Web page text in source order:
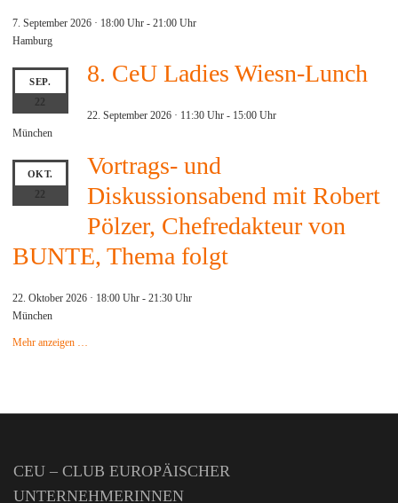
7. September 2026 · 18:00 Uhr - 21:00 Uhr
Hamburg
SEP.
22
8. CeU Ladies Wiesn-Lunch
22. September 2026 · 11:30 Uhr- 15:00 Uhr
München
OKT.
22
Vortrags- und
Diskussionsabend mit Robert
Pölzer, Chefredakteur von
BUNTE, Thema folgt
22. Oktober 2026 · 18:00 Uhr - 21:30 Uhr
München
Mehr anzeigen …
CEU – CLUB EUROPÄISCHER
UNTERNEHMERINNEN